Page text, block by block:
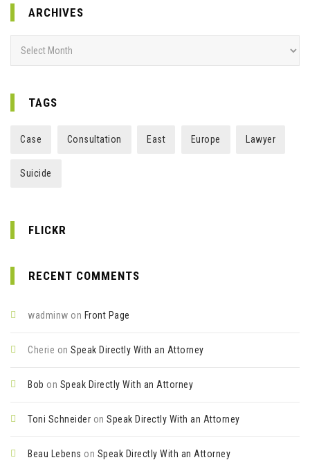
ARCHIVES
TAGS
Case Consultation East Europe Lawyer
Suicide
FLICKR
RECENT COMMENTS
wadminw on Front Page
Cherie on Speak Directly With an Attorney
Bob on Speak Directly With an Attorney
Toni Schneider on Speak Directly With an Attorney
Beau Lebens on Speak Directly With an Attorney